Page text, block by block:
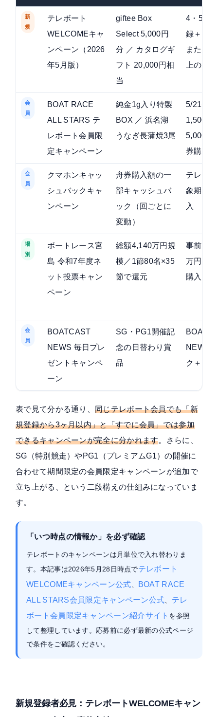
新
規
テレボート
WELCOMEキャ
ンペーン（2026
年5月版）
giftee Box
Select 5,000円
分 ／ カタログギ
フト 20,000円相
当
4・5月
録＋500
または
上の舟
会
員
BOAT RACE
ALL STARS テ
レボート会員限
定キャンペーン
純金1g入り特製
BOX ／ 浜名湖
うなぎ長蒲焼3尾
5/21〜5/
1,500円
5,000円
券購入
会
員
クマホンキャッ
シュバックキャ
ンペーン
舟券購入額の一
部キャッシュバ
ック（回ごとに
変動）
テレボ
象期間
入
場
別
ボートレース宮
島 令和7年度ネ
ット投票キャン
ペーン
総額4,140万円規
模／1節80名×35
節で還元
事前登
万円以
購入
会
員
BOATCAST
NEWS 毎日プレ
ゼントキャンペ
ーン
SG・PG1開催記
念の日替わり賞
品
NEWS
ク＋Xか
表で見て分かる通り、同じテレボート会員でも「新
規登録から3ヶ月以内」と「すでに会員」では参加
できるキャンペーンが完全に分かれます。さらに、
SG（特別競走）やPG1（プレミアムG1）の開催に
合わせて期間限定の会員限定キャンペーンが追加で
立ち上がる、という二段構えの仕組みになっていま
す。
「いつ時点の情報か」を必ず確認
テレボートのキャンペーンは月単位で入れ替わりま
す。本記事は2026年5月28日時点でテレボート
WELCOMEキャンペーン公式
BOAT RACE
ALL STARS会員限定キャンペーン公式
テレ
ボート会員限定キャンペーン紹介サイト を参照
して整理しています。応募前に必ず最新の公式ページ
で条件をご確認ください。
新規登録者必見：テレボートWELCOMEキャン